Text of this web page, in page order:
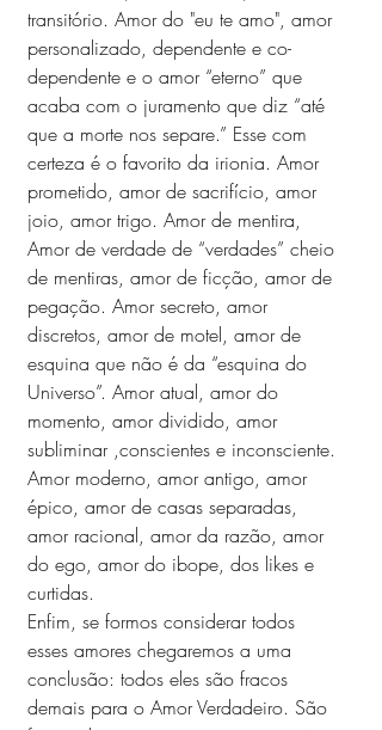
transitório. Amor do "eu te amo", amor
personalizado, dependente e co-
dependente e o amor “eterno” que
acaba com o juramento que diz “até
que a morte nos separe.” Esse com
certeza é o favorito da irionia. Amor
prometido, amor de sacrifício, amor
joio, amor trigo. Amor de mentira,
Amor de verdade de “verdades” cheio
de mentiras, amor de ficção, amor de
pegação. Amor secreto, amor
discretos, amor de motel, amor de
esquina que não é da “esquina do
Universo”. Amor atual, amor do
momento, amor dividido, amor
subliminar ,conscientes e inconsciente.
Amor moderno, amor antigo, amor
épico, amor de casas separadas,
amor racional, amor da razão, amor
do ego, amor do ibope, dos likes e
curtidas.
Enfim, se formos considerar todos
esses amores chegaremos a uma
conclusão: todos eles são fracos
demais para o Amor Verdadeiro. São